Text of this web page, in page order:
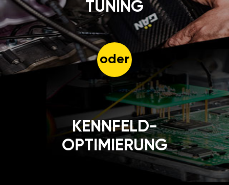
TUNING
oder
KENNFELD-
OPTIMIERUNG